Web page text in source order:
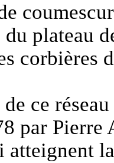
du plateau
corbières
ce
par
atteignent